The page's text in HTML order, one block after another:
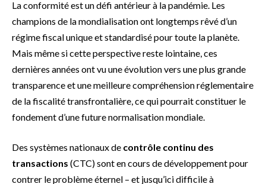
La conformité est un défi antérieur à la pandémie. Les
champions de la mondialisation ont longtemps rêvé d’un
régime fiscal unique et standardisé pour toute la planète.
Mais même si cette perspective reste lointaine, ces
dernières années ont vu une évolution vers une plus grande
transparence et une meilleure compréhension réglementaire
de la fiscalité transfrontalière, ce qui pourrait constituer le
fondement d’une future normalisation mondiale.
Des systèmes nationaux de contrôle continu des
transactions (CTC) sont en cours de développement pour
contrer le problème éternel – et jusqu’ici difficile à